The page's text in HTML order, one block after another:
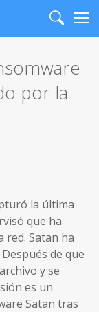
Search
por la
la última
que ha
red. Satan ha
de que
y se
es un
Satan tras